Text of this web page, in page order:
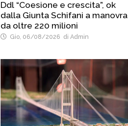
Ddl “Coesione e crescita”, ok
dalla Giunta Schifani a manovra
da oltre 220 milioni
Gio, 06/08/2026 di Admin